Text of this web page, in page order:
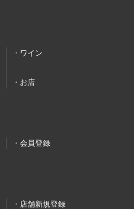
ワイン
お店
会員登録
店舗新規登録